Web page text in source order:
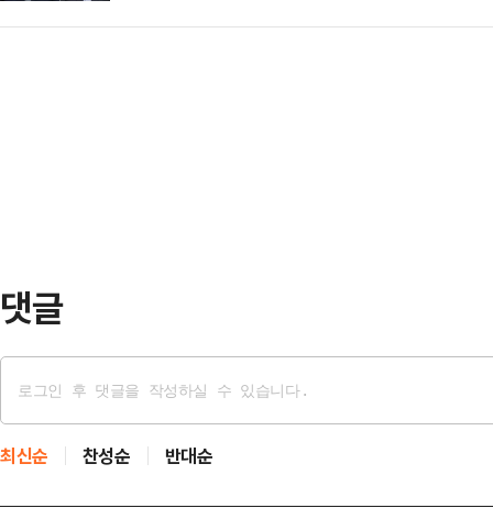
자들을 엄격하게 통제하고…
표는 광주경찰청장을 만나 여고생
이 "당시 당대표였던 무소속 한동
댓글
최신순 찬성순 반대순